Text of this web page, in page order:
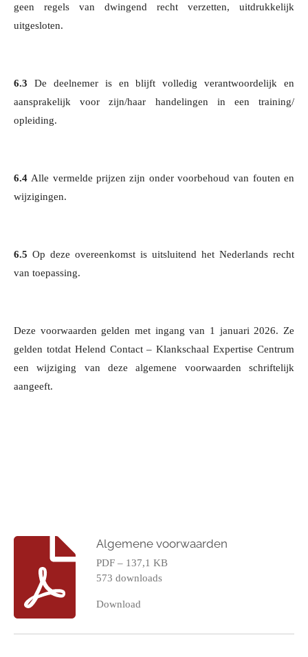
geen regels van dwingend recht verzetten, uitdrukkelijk
uitgesloten.
6.3 De deelnemer is en blijft volledig verantwoordelijk en
aansprakelijk voor zijn/haar handelingen in een training/
opleiding.
6.4 Alle vermelde prijzen zijn onder voorbehoud van fouten en
wijzigingen.
6.5 Op deze overeenkomst is uitsluitend het Nederlands recht
van toepassing.
Deze voorwaarden gelden met ingang van 1 januari 2026. Ze
gelden totdat Helend Contact – Klankschaal Expertise Centrum
een wijziging van deze algemene voorwaarden schriftelijk
aangeeft.
Algemene voorwaarden
PDF – 137,1 KB
573 downloads
Download